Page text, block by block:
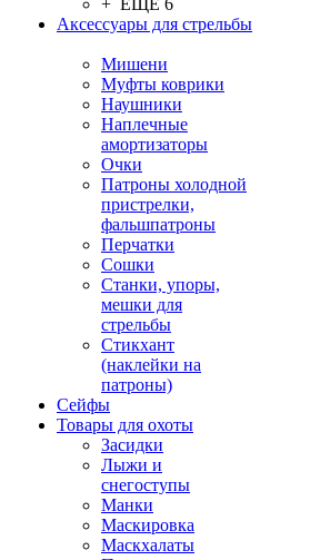
+ ЕЩЕ 6
Аксессуары для стрельбы
Мишени
Муфты коврики
Наушники
Наплечные
амортизаторы
Очки
Патроны холодной
пристрелки,
фальшпатроны
Перчатки
Сошки
Станки, упоры,
мешки для
стрельбы
Стикхант
(наклейки на
патроны)
Сейфы
Товары для охоты
Засидки
Лыжи и
снегоступы
Манки
Маскировка
Маскхалаты